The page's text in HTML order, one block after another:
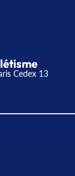
Cedex 13